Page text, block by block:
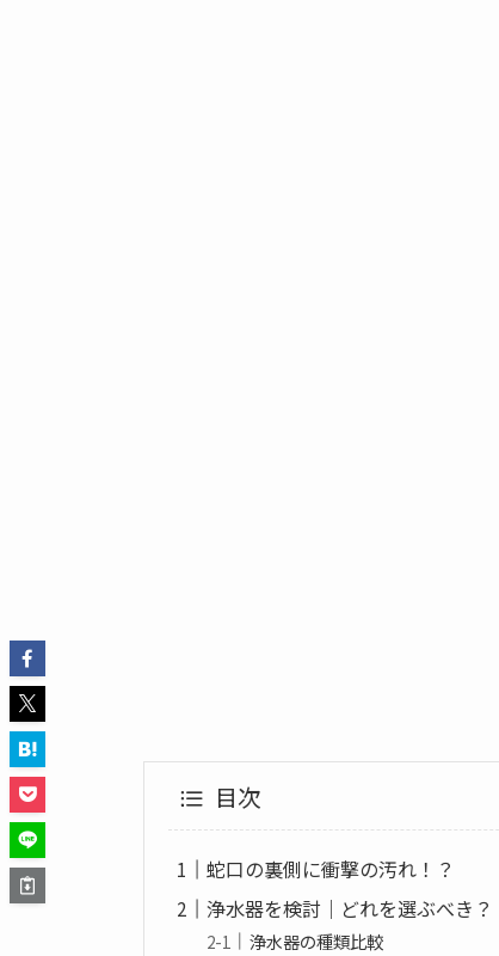
目次
蛇口の裏側に衝撃の汚れ！？
浄水器を検討｜どれを選ぶべき？
浄水器の種類比較